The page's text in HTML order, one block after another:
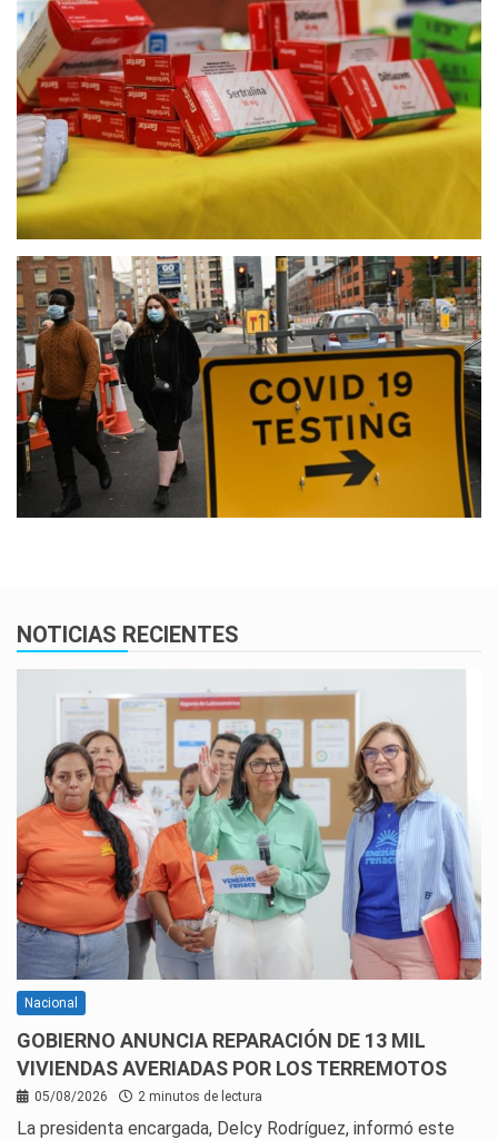
NOTICIAS RECIENTES
Nacional
GOBIERNO ANUNCIA REPARACIÓN DE 13 MIL
VIVIENDAS AVERIADAS POR LOS TERREMOTOS
05/08/2026 2 minutos de lectura
La presidenta encargada, Delcy Rodríguez, informó este